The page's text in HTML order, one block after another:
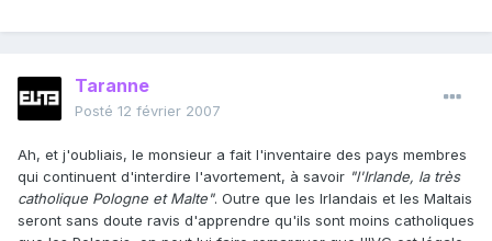
Taranne
Posté 12 février 2007
Ah, et j'oubliais, le monsieur a fait l'inventaire des pays membres
qui continuent d'interdire l'avortement, à savoir "l'Irlande, la très
catholique Pologne et Malte". Outre que les Irlandais et les Maltais
seront sans doute ravis d'apprendre qu'ils sont moins catholiques